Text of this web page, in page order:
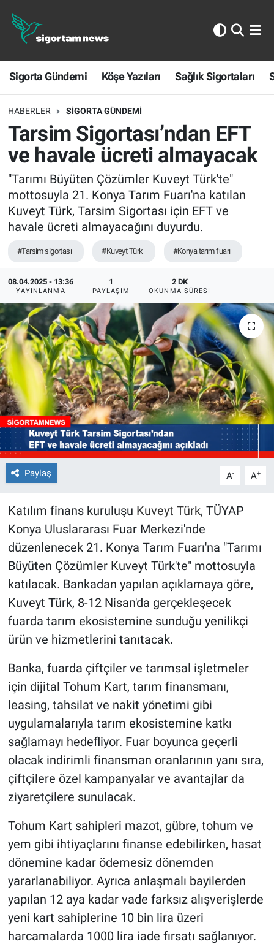
Sigorta Gündemi Köşe Yazıları Sağlık Sigortaları
HABERLER SIGORTA GÜNDEMI
Tarsim Sigortası’ndan EFT
ve havale ücreti almayacak
"Tarımı Büyüten Çözümler Kuveyt Türk'te"
mottosuyla 21. Konya Tarım Fuarı'na katılan
Kuveyt Türk, Tarsim Sigortası için EFT ve
havale ücreti almayacağını duyurdu.
#Tarsim sigortası #Kuveyt Türk #Konya tarım fuarı
08.04.2025 - 13:36
YAYINLANMA
1
PAYLAŞIM
2 DK
OKUNMA SÜRESI
Paylaş A- A+
Katılım finans kuruluşu Kuveyt Türk, TÜYAP
Konya Uluslararası Fuar Merkezi'nde
düzenlenecek 21. Konya Tarım Fuarı'na "Tarımı
Büyüten Çözümler Kuveyt Türk'te" mottosuyla
katılacak. Bankadan yapılan açıklamaya göre,
Kuveyt Türk, 8-12 Nisan'da gerçekleşecek
fuarda tarım ekosistemine sunduğu yenilikçi
ürün ve hizmetlerini tanıtacak.
Banka, fuarda çiftçiler ve tarımsal işletmeler
için dijital Tohum Kart, tarım finansmanı,
leasing, tahsilat ve nakit yönetimi gibi
uygulamalarıyla tarım ekosistemine katkı
sağlamayı hedefliyor. Fuar boyunca geçerli
olacak indirimli finansman oranlarının yanı sıra,
çiftçilere özel kampanyalar ve avantajlar da
ziyaretçilere sunulacak.
Tohum Kart sahipleri mazot, gübre, tohum ve
yem gibi ihtiyaçlarını finanse edebilirken, hasat
dönemine kadar ödemesiz dönemden
yararlanabiliyor. Ayrıca anlaşmalı bayilerden
yapılan 12 aya kadar vade farksız alışverişlerde
yeni kart sahiplerine 10 bin lira üzeri
harcamalarda 1000 lira iade fırsatı sağlanıyor.
Sigorta Gündemi
Köşe Yazıları
Sağlık Sigortaları
Sporun Sigortası
Ekonomi